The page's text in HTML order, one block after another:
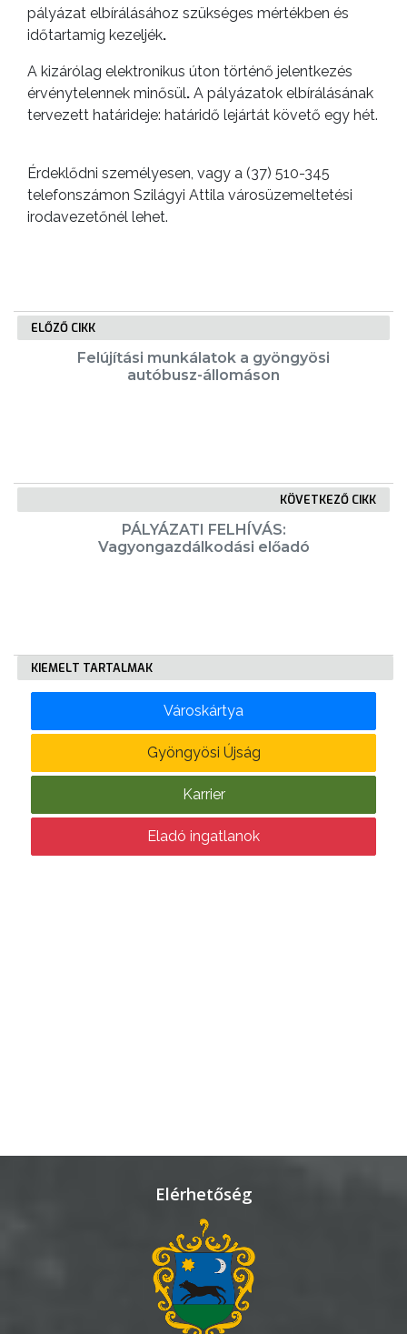
ÖNKORMÁNYZAT
KÉPVISELŐ-
TESTÜLET
VÁROSRENDÉSZET
TÁJÉKOZTATÓK
ÖNKORMÁNYZATI
E-
ÜGYINTÉZÉS
TESTÜLETI
GEOTERM-
GYÖNGYÖS
pályázat elbírálásához szükséges mértékben és
időtartamig kezeljék.
A kizárólag elektronikus úton történő jelentkezés
érvénytelennek minősül. A pályázatok elbírálásának
tervezett határideje: határidő lejártát követő egy hét.
Érdeklődni személyesen, vagy a (37) 510-345
telefonszámon Szilágyi Attila városüzemeltetési
irodavezetőnél lehet.
ELŐZŐ CIKK
Felújítási munkálatok a gyöngyösi
autóbusz-állomáson
KÖVETKEZŐ CIKK
PÁLYÁZATI FELHÍVÁS:
Vagyongazdálkodási előadó
KIEMELT TARTALMAK
Városkártya
Gyöngyösi Újság
Karrier
Eladó ingatlanok
Elérhetőség